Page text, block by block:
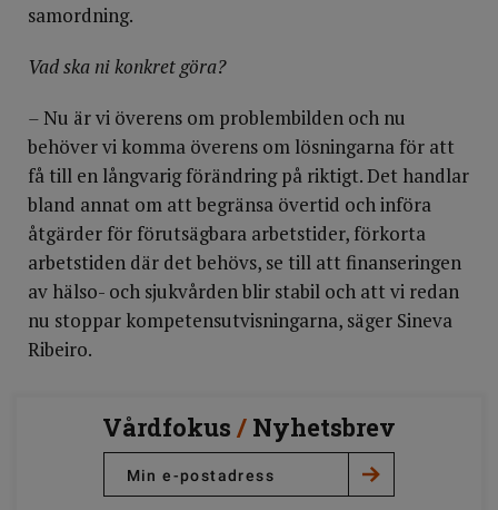
samordning.
Vad ska ni konkret göra?
–Nu är vi överens om problembilden och nu
behöver vi komma överens om lösningarna för att
få till en långvarig förändring på riktigt. Det handlar
bland annat om att begränsa övertid och införa
åtgärder för förutsägbara arbetstider, förkorta
arbetstiden där det behövs, se till att finanseringen
av hälso- och sjukvården blir stabil och att vi redan
nu stoppar kompetensutvisningarna, säger Sineva
Ribeiro.
Vårdfokus / Nyhetsbrev